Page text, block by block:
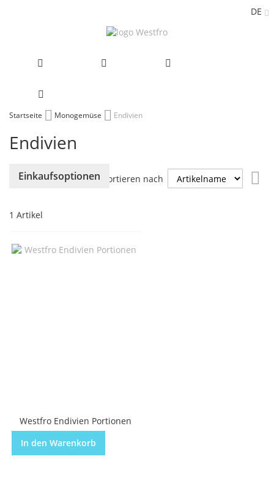
DE
Zum
springen
Startseite Monogemüse Endivien
Endivien
1 Artikel
Sortieren nach
Westfro Endivien Portionen
In den Warenkorb
Einkaufsoptionen